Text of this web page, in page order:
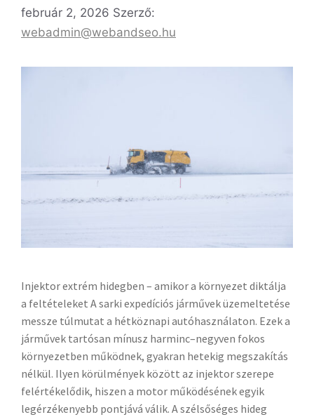
február 2, 2026 Szerző:
webadmin@webandseo.hu
Injektor extrém hidegben – amikor a környezet diktálja
a feltételeket A sarki expedíciós járművek üzemeltetése
messze túlmutat a hétköznapi autóhasználaton. Ezek a
járművek tartósan mínusz harminc–negyven fokos
környezetben működnek, gyakran hetekig megszakítás
nélkül. Ilyen körülmények között az injektor szerepe
felértékelődik, hiszen a motor működésének egyik
legérzékenyebb pontjává válik. A szélsőséges hideg